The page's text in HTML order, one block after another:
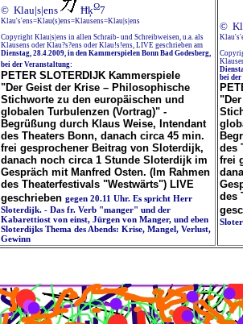
© Klau|s|ens ĦķΩ7
Klau's'ens=Klau(s)ens=Klausens=Klau|s|ens
Copyright Klau|s|ens in allen Schraib- und Schreibweisen, u.a. als
Klausens oder Klau?s?ens oder Klau!s!ens, LIVE geschrieben am
Dienstag, 28.4.2009, in den Kammerspielen Bonn Bad Godesberg,
bei der Veranstaltung:
PETER SLOTERDIJK Kammerspiele
"Der Geist der Krise – Philosophische
Stichworte zu den europäischen und
globalen Turbulenzen (Vortrag)" -
Begrüßung durch Klaus Weise, Intendant
des Theaters Bonn, danach circa 45 min.
frei gesprochener Beitrag von Sloterdijk,
danach noch circa 1 Stunde Sloterdijk im
Gespräch mit Manfred Osten. (Im Rahmen
des Theaterfestivals "Westwärts") LIVE
geschrieben gegen 20.11 Uhr. Es spricht Herr
Sloterdijk. - Das fr. Verb "manger" und der
Kabarettiost von einst, Jürgen von Manger, und eben
Sloterdijks Thema des Abends: Krise, Mangel, Verlust,
Gewinn
©
bei
des
frei
des